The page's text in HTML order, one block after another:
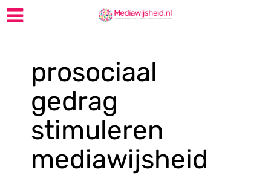
prosociaal
gedrag
stimuleren
mediawijsheid